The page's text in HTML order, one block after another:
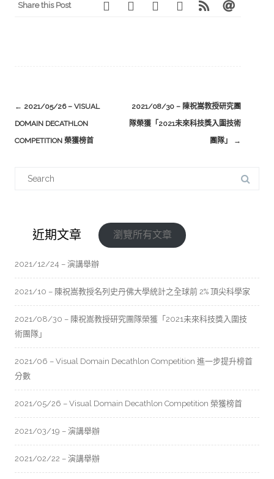
Share this Post
← 2021/05/26 – VISUAL
DOMAIN DECATHLON
COMPETITION 榮獲榜首
2021/08/30 – 陳祝嵩教授研究團
隊榮獲「2021未來科技獎入圍技術
團隊」
→
近期文章 瀏覽所有文章
2021/12/24 – 演講舉辦
2021/10 – 陳祝嵩教授名列史丹佛大學統計之全球前 2% 頂尖科學家
2021/08/30 – 陳祝嵩教授研究團隊榮獲「2021未來科技獎入圍技
術團隊」
2021/06 – Visual Domain Decathlon Competition 進一步提升榜首
分數
2021/05/26 – Visual Domain Decathlon Competition 榮獲榜首
2021/03/19 – 演講舉辦
2021/02/22 – 演講舉辦